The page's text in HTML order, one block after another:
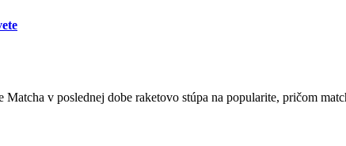
Matcha v poslednej dobe raketovo stúpa na popularite, pričom